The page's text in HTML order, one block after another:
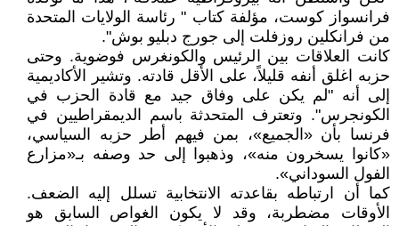
فرانسواز كوست، مؤلفة كتاب " رئاسة الولايات المتحدة
من فرانكلين روزفلت إلى جورج دبليو بوش".
كانت العلاقات بين الرئيس والكونغرس فوضوية. وحتى
حزبه اغلق أنفه قليلاً، على الأقل قادته. وتشير الأكاديمية
إلى أنه "لم يكن على وفاق جيد مع قادة الحزب في
الكونجرس". وتعترف المتحدثة باسم الديمقراطيين في
فرنسا بأن «الجميع»، بمن فيهم أطر حزبه السياسي،
«كانوا يسخرون منه»، وذهبوا إلى حد وصفه بـ«مزارع
الفول السوداني».
كما أن ارتباطه بقاعدته الانتخابية تسلل إليه الضعف.
الأوقات مضطربة، وقد لا يكون الغواص السابق هو